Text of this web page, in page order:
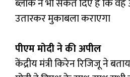
ब्लॉक ने भी संकेत दिए हैं कि वह
उतारकर मुकाबला कराएगा
पीएम मोदी ने की अपील
केंद्रीय मंत्री किरेन रिजिजू ने